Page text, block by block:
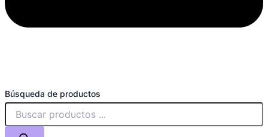
Búsqueda de productos